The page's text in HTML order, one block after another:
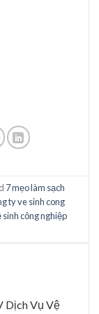
7 mẹo làm sạch
ty ve sinh cong
sinh công nghiệp
Dịch Vụ Vệ